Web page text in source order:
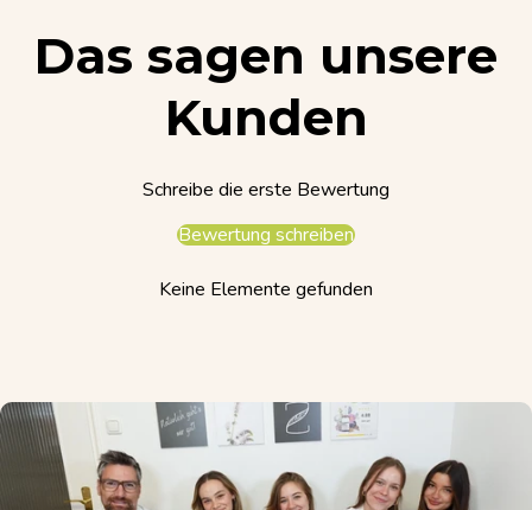
Das sagen unsere
Kunden
Schreibe die erste Bewertung
Bewertung schreiben
Keine Elemente gefunden